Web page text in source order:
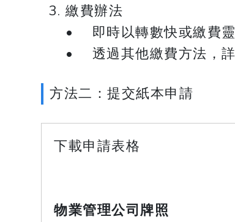
繳費辦法
• 即時以轉數快或繳費
• 透過其他繳費方法，
方法二：提交紙本申請
下載申請表格
物業管理公司牌照